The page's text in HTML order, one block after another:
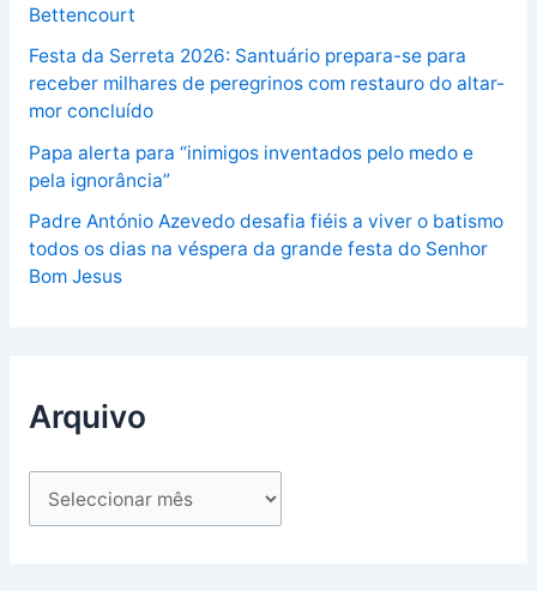
Bettencourt
Festa da Serreta 2026: Santuário prepara-se para
receber milhares de peregrinos com restauro do altar-
mor concluído
Papa alerta para “inimigos inventados pelo medo e
pela ignorância”
Padre António Azevedo desafia fiéis a viver o batismo
todos os dias na véspera da grande festa do Senhor
Bom Jesus
Arquivo